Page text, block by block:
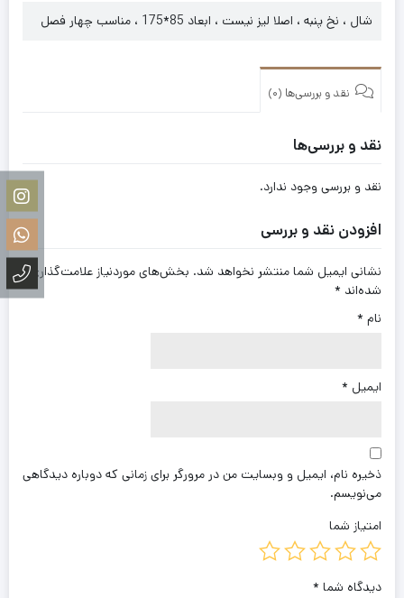
شال ، نخ پنبه ، اصلا لیز نیست ، ابعاد 85*175 ، مناسب چهار فصل
نقد و بررسی‌ها (0)
نقد و بررسی‌ها
نقد و بررسی وجود ندارد.
افزودن نقد و بررسی
نشانی ایمیل شما منتشر نخواهد شد. بخش‌های موردنیاز علامت‌گذاری
شده‌اند *
نام *
ایمیل *
ذخیره نام، ایمیل و وبسایت من در مرورگر برای زمانی که دوباره دیدگاهی
می‌نویسم.
امتیاز شما
دیدگاه شما *